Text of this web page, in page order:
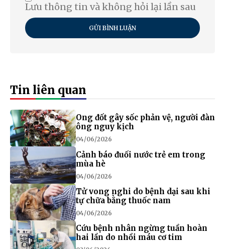
Lưu thông tin và không hỏi lại lần sau
GỬI BÌNH LUẬN
Tin liên quan
Ong đốt gây sốc phản vệ, người đàn
ông nguy kịch
04/06/2026
Cảnh báo đuối nước trẻ em trong
mùa hè
04/06/2026
Tử vong nghi do bệnh dại sau khi
tự chữa bằng thuốc nam
04/06/2026
Cứu bệnh nhân ngừng tuần hoàn
hai lần do nhồi máu cơ tim